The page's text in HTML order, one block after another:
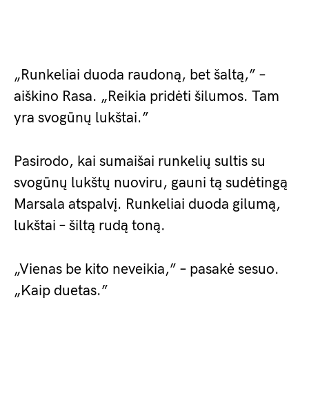
„Runkeliai duoda raudoną, bet šaltą,” –
aiškino Rasa. „Reikia pridėti šilumos. Tam
yra svogūnų lukštai.”
Pasirodo, kai sumaišai runkelių sultis su
svogūnų lukštų nuoviru, gauni tą sudėtingą
Marsala atspalvį. Runkeliai duoda gilumą,
lukštai – šiltą rudą toną.
„Vienas be kito neveikia,” – pasakė sesuo.
„Kaip duetas.”